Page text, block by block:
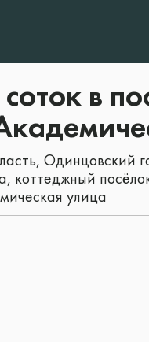
в
Одинцовский
коттеджный
улица
объекта